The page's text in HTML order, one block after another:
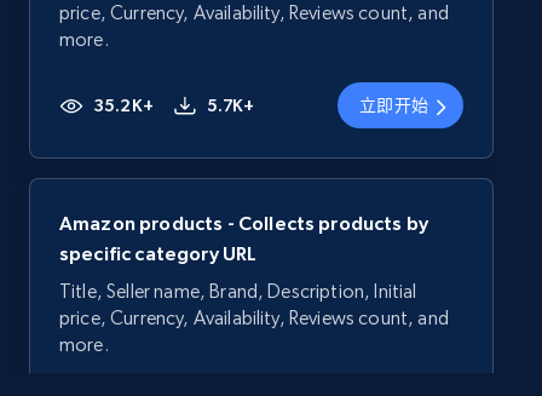
price, Currency, Availability, Reviews count, and
more.
35.2K+ 5.7K+ 立即开始
Amazon products - Collects products by
specific category URL
Title, Seller name, Brand, Description, Initial
price, Currency, Availability, Reviews count, and
more.